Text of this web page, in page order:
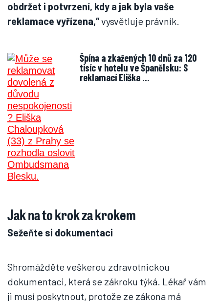
obdržet i potvrzení, kdy a jak byla vaše
reklamace vyřízena,“vysvětluje právník.
Špína a zkažených 10 dnů za 120
tisíc v hotelu ve Španělsku: S
reklamací Eliška …
Jak na to krok za krokem
Sežeňte si dokumentaci
Shromážděte veškerou zdravotnickou
dokumentaci, která se zákroku týká. Lékař vám
ji musí poskytnout, protože ze zákona má